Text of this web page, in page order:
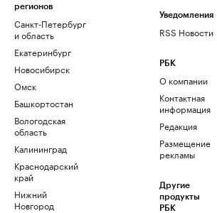
регионов
Санкт-Петербург
и область
Екатеринбург
Новосибирск
Омск
Башкортостан
Вологодская
область
Калининград
Краснодарский
край
Нижний
Новгород
Уведомления
RSS Новости
РБК
О компании
Контактная
информация
Редакция
Размещение
рекламы
Другие
продукты
РБК